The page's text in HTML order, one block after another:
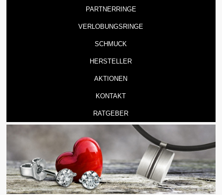
PARTNERRINGE
VERLOBUNGSRINGE
SCHMUCK
HERSTELLER
AKTIONEN
KONTAKT
RATGEBER